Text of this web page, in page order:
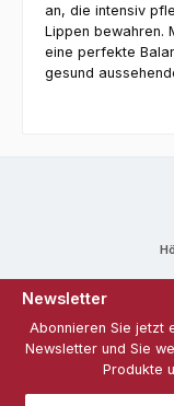
an, die intensiv
Lippen bewahren.
eine perfekte
gesund
Newsletter
Abonnieren Sie jetzt
Newsletter und Sie
Produkte